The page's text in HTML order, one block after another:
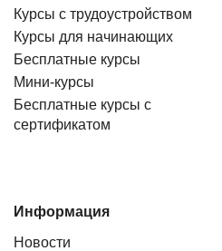
Курсы с трудоустройством
Курсы для начинающих
Бесплатные курсы
Мини-курсы
Бесплатные курсы с
сертификатом
Информация
Новости